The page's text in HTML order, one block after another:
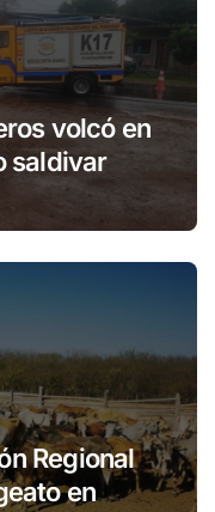
volcó en
saldivar
Regional
en